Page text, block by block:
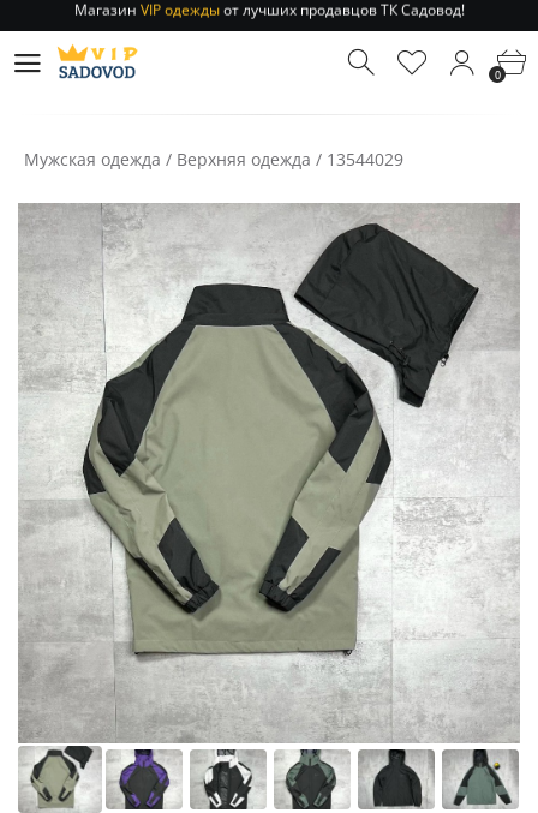
Отправление заказа 1-3 дняпо РФ и МСК!
Магазин
от лучших продавцов ТК Садовод!
Отправление заказа 1-3 дня 0
Мужская одежда / Верхняя одежда / 13544029